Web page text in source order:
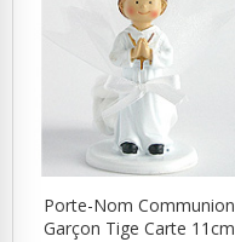
Porte-Nom Communion
Garçon Tige Carte 11cm